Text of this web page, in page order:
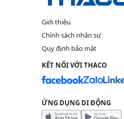
Giới thiệu
Chính sách nhân sự
Quy định bảo mật
KẾT NỐI VỚI THACO
ỨNG DỤNG DI ĐỘNG